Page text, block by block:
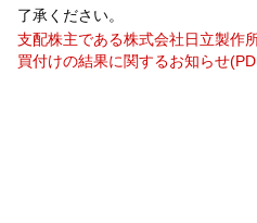
了承ください。
支配株主である株式会社日立製作
買付けの結果に関するお知らせ